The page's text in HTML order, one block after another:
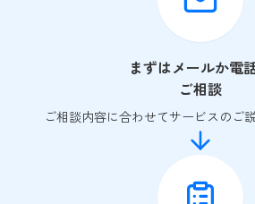
まずはメールか電
ご相談
ご相談内容に合わせてサービスのご